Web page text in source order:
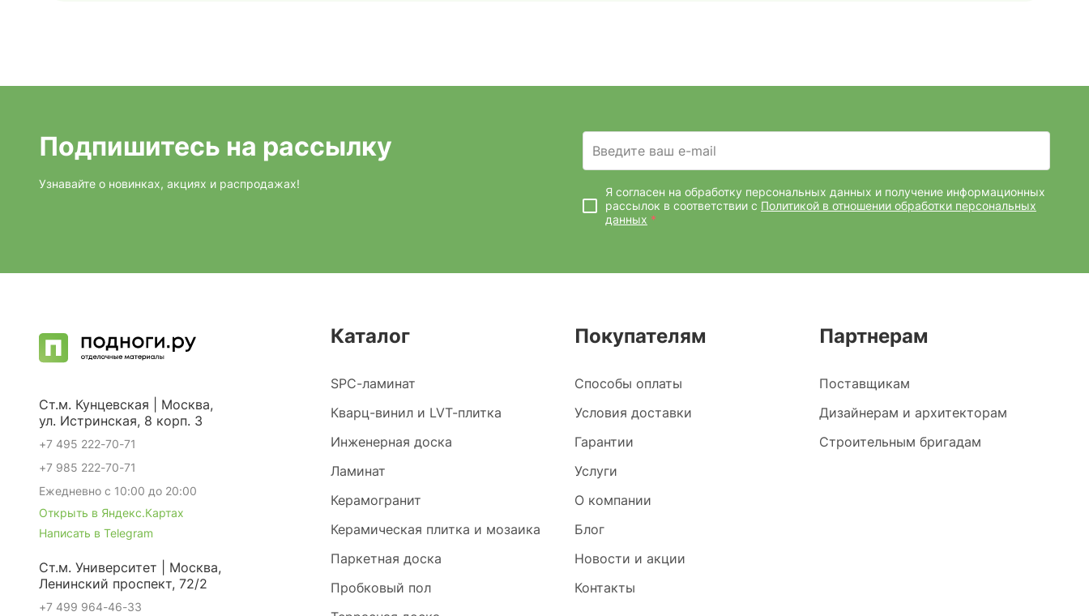
Подпишитесь на рассылку
Узнавайте о новинках, акциях и распродажах!
Введите ваш e-mail
Я согласен на обработку персональных данных и получение информационных
рассылок в соответствии с Политикой в отношении обработки персональных
данных *
Каталог
SPC-ламинат
Кварц-винил и LVT-плитка
Инженерная доска
Ламинат
Керамогранит
Керамическая плитка и мозаика
Паркетная доска
Пробковый пол
Покупателям
Способы оплаты
Условия доставки
Гарантии
Услуги
О компании
Блог
Новости и акции
Контакты
Партнерам
Поставщикам
Дизайнерам и архитекторам
Строительным бригадам
Ст.м. Кунцевская | Москва,
ул. Истринская, 8 корп. 3
+7 495 222-70-71
+7 985 222-70-71
Ежедневно с 10:00 до 20:00
Открыть в Яндекс.Картах
Написать в Telegram
Ст.м. Университет | Москва,
Ленинский проспект, 72/2
+7 499 964-46-33